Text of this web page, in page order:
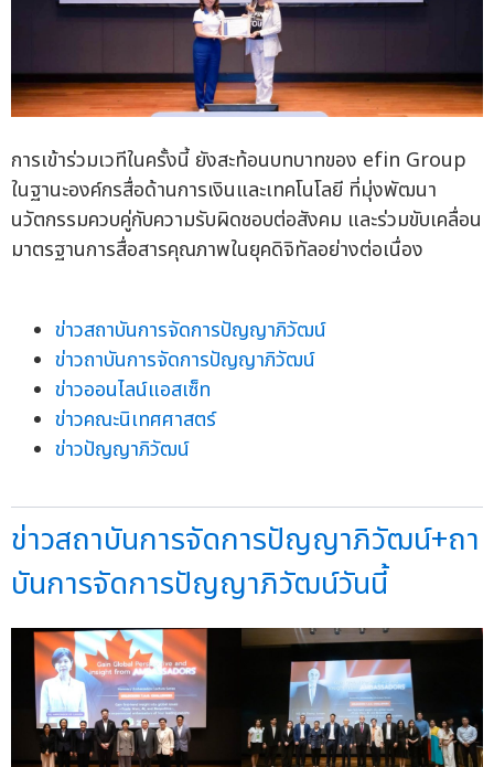
การเข้าร่วมเวทีในครั้งนี้ ยังสะท้อนบทบาทของ efin Group
ในฐานะองค์กรสื่อด้านการเงินและเทคโนโลยี ที่มุ่งพัฒนา
นวัตกรรมควบคู่กับความรับผิดชอบต่อสังคม และร่วมขับเคลื่อน
มาตรฐานการสื่อสารคุณภาพในยุคดิจิทัลอย่างต่อเนื่อง
ข่าวสถาบันการจัดการปัญญาภิวัฒน์
ข่าวถาบันการจัดการปัญญาภิวัฒน์
ข่าวออนไลน์แอสเซ็ท
ข่าวคณะนิเทศศาสตร์
ข่าวปัญญาภิวัฒน์
ข่าวสถาบันการจัดการปัญญาภิวัฒน์+ถา
บันการจัดการปัญญาภิวัฒน์วันนี้